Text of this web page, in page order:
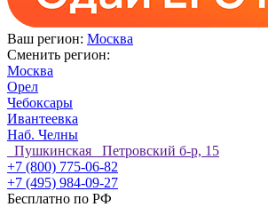
Ваш регион: Москва
Сменить регион:
Москва
Орел
Чебоксары
Ивантеевка
Наб. Челны
Пушкинская Петровский б-р, 15
+7 (800) 775-06-82
+7 (495) 984-09-27
Бесплатно по РФ